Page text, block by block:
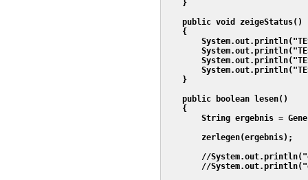
    }
    public void zeigeStatus()
    {
    }
    public boolean lesen()
    {
String ergebnis =
        zerlegen(ergebnis);
//
//